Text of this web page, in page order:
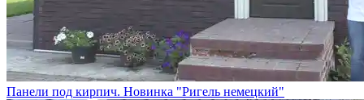
Панели под кирпич. Новинка "Ригель немецкий"